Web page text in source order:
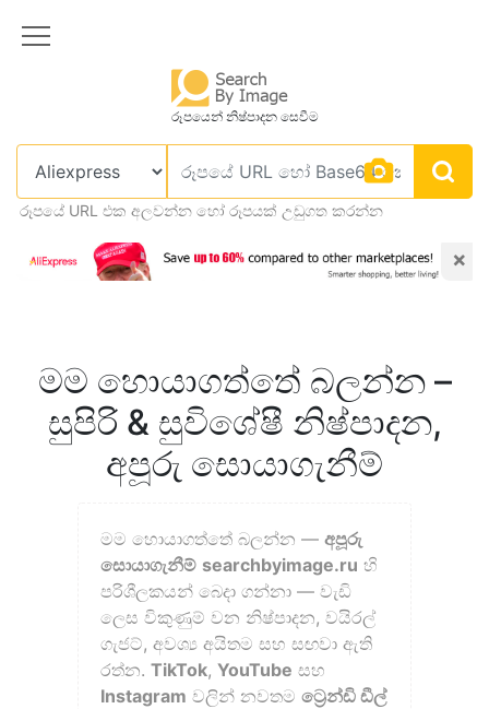
රූපයෙන් නිෂ්පාදන සෙවීම
රූපයේ URL එක අලවන්න හෝ රූපයක් උඩුගත කරන්න
×
මම හොයාගත්තේ බලන්න –
සුපිරි & සුවිශේෂී නිෂ්පාදන,
අපූරු සොයාගැනීම්
මම හොයාගත්තේ බලන්න — අපූරු
සොයාගැනීම් searchbyimage.ru හි
පරිශීලකයන් බෙදා ගන්නා — වැඩි
ලෙස විකුණුම් වන නිෂ්පාදන, වයිරල්
ගැජට්, අවශ්‍ය අයිතම සහ සඟවා ඇති
රත්න. TikTok, YouTube සහ
Instagram වලින් නවතම ට්‍රෙන්ඩි ඩීල්